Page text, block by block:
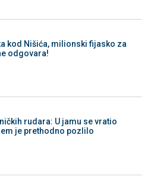
kod Nišića, milionski fijasko za
odgovara!
rudara: U jamu se vratio
je prethodno pozlilo